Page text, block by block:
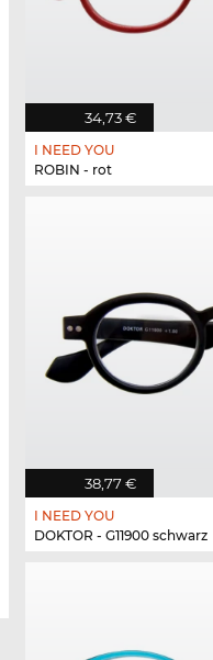
34,73 €
I NEED YOU
ROBIN - rot
38,77 €
I NEED YOU
DOKTOR - G11900 schwarz